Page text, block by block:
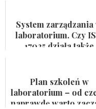
System zarządzania
laboratorium. Czy
17025 działa także
Plan szkoleń w
laboratorium – od
naprawdę warto